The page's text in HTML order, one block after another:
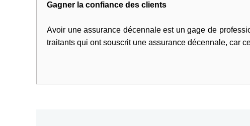
Gagner la confiance des clients
Avoir une assurance décennale est un gage de
traitants qui ont souscrit une assurance décennale, car